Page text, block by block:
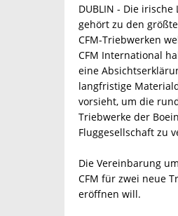
DUBLIN - Die irische
gehört zu den
CFM-Triebwerken
CFM International
eine
langfristige
vorsieht, um die
Triebwerke der
Fluggesellschaft zu
Die Vereinbarung
CFM für zwei neue
eröffnen will.